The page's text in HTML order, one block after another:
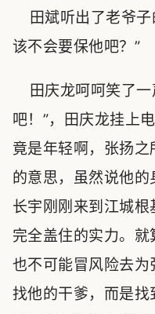
田斌听出了老爷子
该不会要保他吧？”
田庆龙呵呵笑了一
吧！”，田庆龙挂上
竟是年轻啊，张扬
的意思，虽然说他
长宇刚刚来到江城
完全盖住的实力。
也不可能冒风险去
找他的干爹，而是